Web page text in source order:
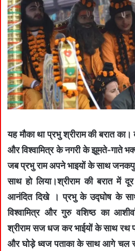
यह मौका था प्रभु श्रीराम की बरात
और विश्वामित्र के नगरी के झूमते-गाते
जब प्रभु राम अपने भाइयों के साथ
साथ हो लिया।श्रीराम की बरात में
आनंदित दिखे । प्रभु के उद्घोष के
विश्वामित्र और गुरु वशिष्ठ का
श्रीराम सज धज कर भाईयों के साथ रथ
और घोड़े ध्वज पताका के साथ आगे चल